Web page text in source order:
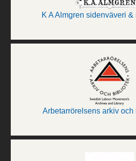
K A Almgren sidenväveri &
Arbetarrörelsens arkiv och